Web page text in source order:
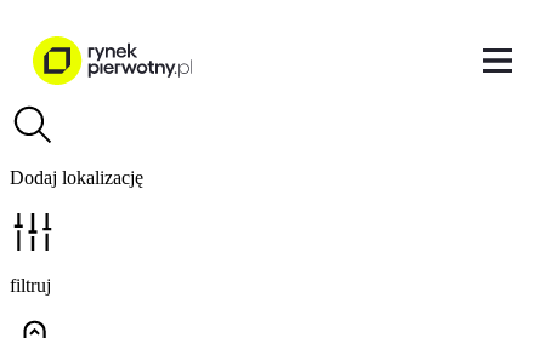
Dodaj lokalizację
filtruj